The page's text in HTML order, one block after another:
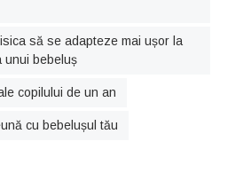
să se adapteze mai ușor la
unui bebeluș
copilului de un an
cu bebelușul tău